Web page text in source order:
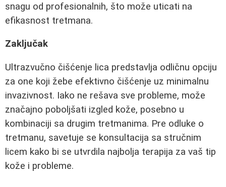
snagu od profesionalnih, što može uticati na
efikasnost tretmana.
Zaključak
Ultrazvučno čišćenje lica predstavlja odličnu opciju
za one koji žebe efektivno čišćenje uz minimalnu
invazivnost. Iako ne rešava sve probleme, može
značajno poboljšati izgled kože, posebno u
kombinaciji sa drugim tretmanima. Pre odluke o
tretmanu, savetuje se konsultacija sa stručnim
licem kako bi se utvrdila najbolja terapija za vaš tip
kože i probleme.